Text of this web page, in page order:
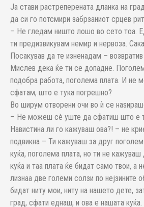
Ја стави растреперената дланка на
да си го потсмири забрзаниот срцев
– Не гледам ништо лошо во сето тоа.
ти предизвикувам немир и нервоза.
Посакував да те изненадам –
Мислев дека ќе ти се допадне.
подобра работа, поголема плата. И не
сфатам, што е тука погрешно?
Во ширум отворени очи во ѝ се
– Не можеш сè уште да сфатиш што е
Навистина ли го кажуваш ова?! – не
подвикна – Ти кажуваш за друг
куќа, поголема плата, но ти не кажуваш
куќа и таа плата ќе бидат само твои, а
лизнаа две големи солзи по нејзините
бидат ниту мои, ниту на нашето дете,
град, сфати еднаш, и ова е нашата